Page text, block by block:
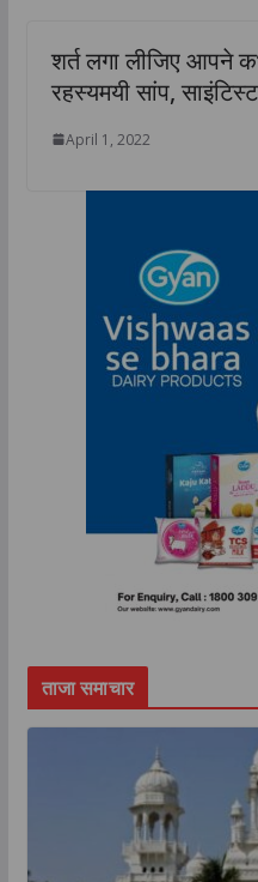
शर्त लगा लीजिए आपने
रहस्यमयी सांप,
April 1, 2022
ताजा समाचार